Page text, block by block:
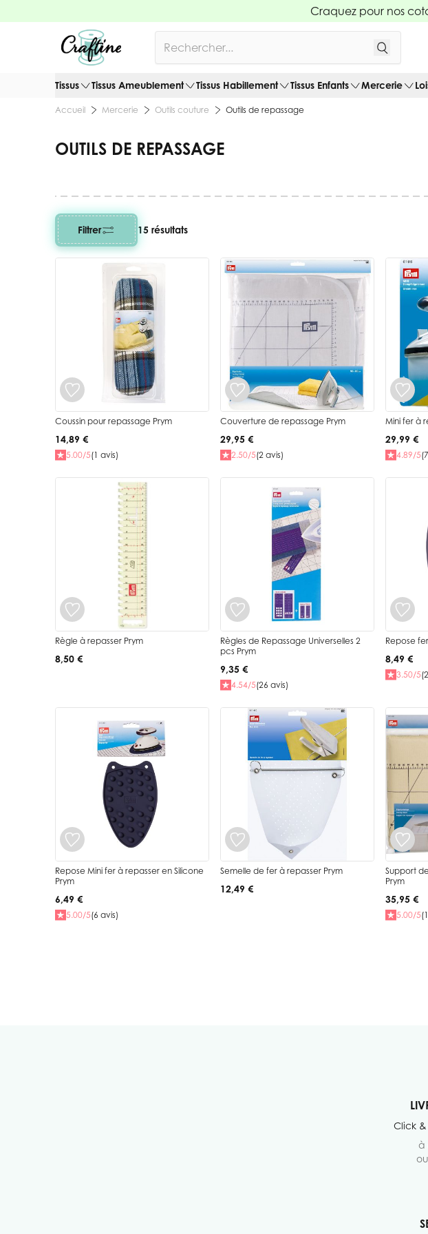
Craquez pour nos
Tissus Tissus Ameublement Tissus Habillement Tissus Enfants Mercerie
Accueil Mercerie Outils couture Outils de repassage
OUTILS DE REPASSAGE
Filtrer 15 résultats
Coussin pour repassage Prym
14,89 €
5.00/5(1 avis)
Couverture de repassage Prym
29,95 €
2.50/5(2 avis)
Mini fer à
29,99 €
4.89/5
Règle à repasser Prym
8,50 €
Règles de Repassage Universelles 2
pcs Prym
9,35 €
4.54/5(26 avis)
Repose
8,49 €
3.50/5
Repose Mini fer à repasser en Silicone
Prym
6,49 €
5.00/5(6 avis)
Semelle de fer à repasser Prym
12,49 €
Support
Prym
35,95 €
5.00/5
Click
à